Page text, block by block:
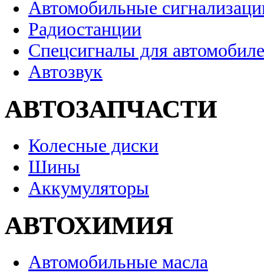
Автомобильные
Радиостанции
Спецсигналы для
Автозвук
АВТОЗАПЧАСТИ
Колесные диски
Шины
Аккумуляторы
АВТОХИМИЯ
Автомобильные масла